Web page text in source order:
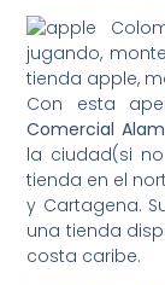
Con esta
Comercial
la ciudad(si
tienda en el
y Cartagena.
una tienda
costa caribe.